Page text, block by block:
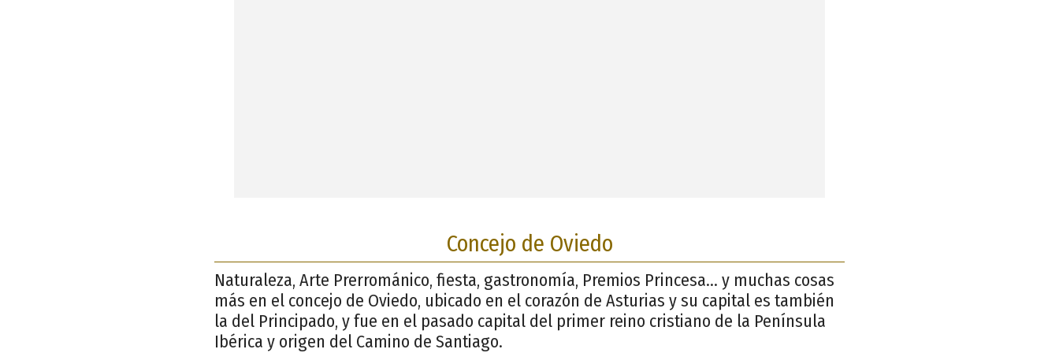
Concejo de Oviedo
Naturaleza, Arte Prerrománico, fiesta, gastronomía, Premios Princesa… y muchas cosas
más en el concejo de Oviedo, ubicado en el corazón de Asturias y su capital es también
la del Principado, y fue en el pasado capital del primer reino cristiano de la Península
Ibérica y origen del Camino de Santiago.